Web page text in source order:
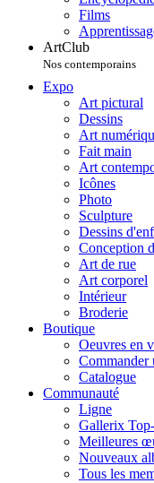
Films
ArtClub
Nos contemporains
Expo
Art pictural
Dessins
Art
Fait main
Art
Icônes
Photo
Sculpture
Dessins
Conception
Art de rue
Art corporel
Intérieur
Broderie
Boutique
Oeuvres en
Commander
Catalogue
Communauté
Ligne
Gallerix
Meilleures
Nouveaux
Tous les